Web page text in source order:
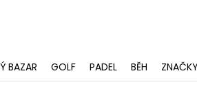
BAZAR GOLF PADEL BĚH ZNAČKY